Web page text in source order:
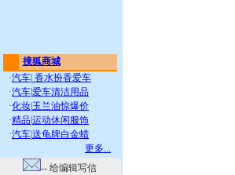
搜狐商城
·汽车 香水扮香爱车
·汽车爱车清洁用品
·化妆 玉兰油惊爆价
·精品运动休闲服饰
·汽车送龟牌白金蜡
更多...
-- 给编辑写信